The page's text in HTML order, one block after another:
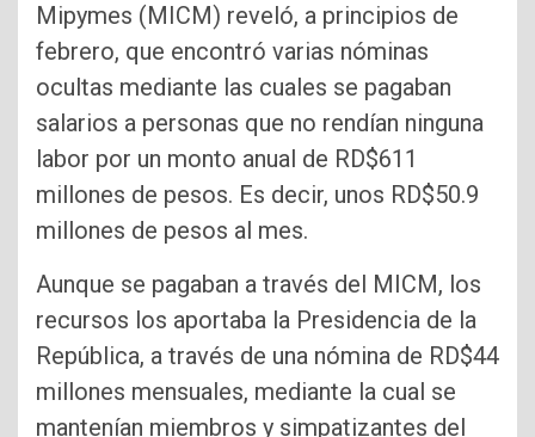
Mipymes (MICM) reveló, a principios de
febrero, que encontró varias nóminas
ocultas mediante las cuales se pagaban
salarios a personas que no rendían ninguna
labor por un monto anual de RD$611
millones de pesos. Es decir, unos RD$50.9
millones de pesos al mes.
Aunque se pagaban a través del MICM, los
recursos los aportaba la Presidencia de la
República, a través de una nómina de RD$44
millones mensuales, mediante la cual se
mantenían miembros y simpatizantes del